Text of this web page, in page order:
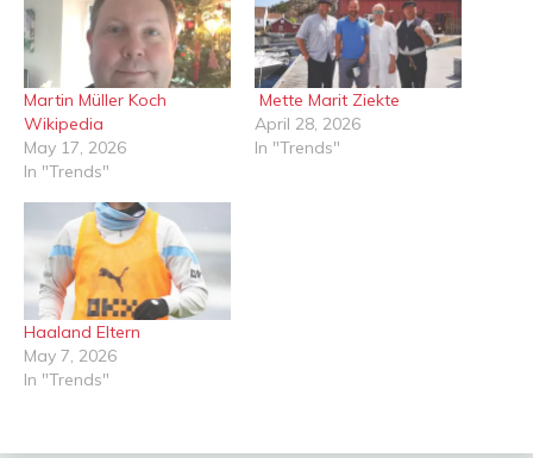
Martin Müller Koch
Wikipedia
May 17, 2026
In "Trends"
Mette Marit Ziekte
April 28, 2026
In "Trends"
Haaland Eltern
May 7, 2026
In "Trends"